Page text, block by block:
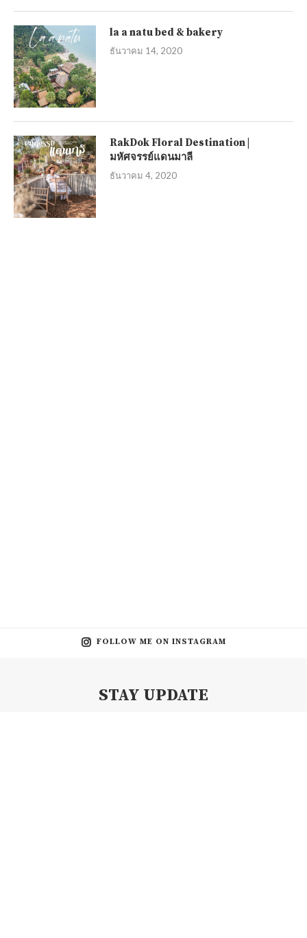
la a natu bed & bakery
ธันวาคม 14, 2020
RakDok Floral Destination |
มหัศจรรย์แดนมาลี
ธันวาคม 4, 2020
FOLLOW ME ON INSTAGRAM
STAY UPDATE